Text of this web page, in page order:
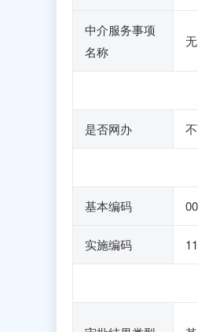
中介服务事项
名称
无
是否网办
基本编码
实施编码